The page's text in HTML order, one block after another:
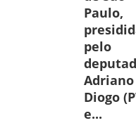
Paulo,
pelo
Adriano
Diogo
e...